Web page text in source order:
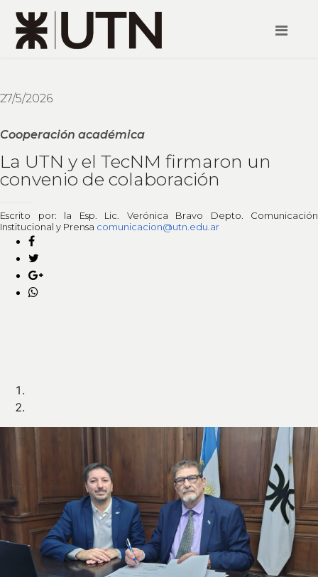
27/5/2026
Cooperación académica
La UTN y el TecNM firmaron un
convenio de colaboración
Escrito por: la Esp. Lic. Verónica Bravo Depto. Comunicación
Institucional y Prensa comunicacion@utn.edu.ar